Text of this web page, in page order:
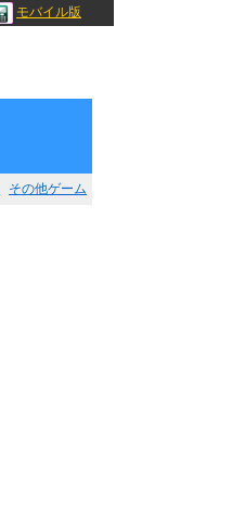
モバイル版
その他ゲーム